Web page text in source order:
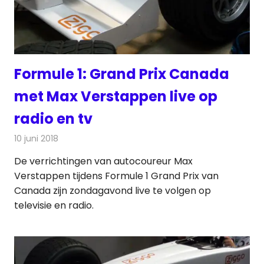
Formule 1: Grand Prix Canada
met Max Verstappen live op
radio en tv
10 juni 2018
De verrichtingen van autocoureur Max
Verstappen tijdens Formule 1 Grand Prix van
Canada zijn zondagavond live te volgen op
televisie en radio.